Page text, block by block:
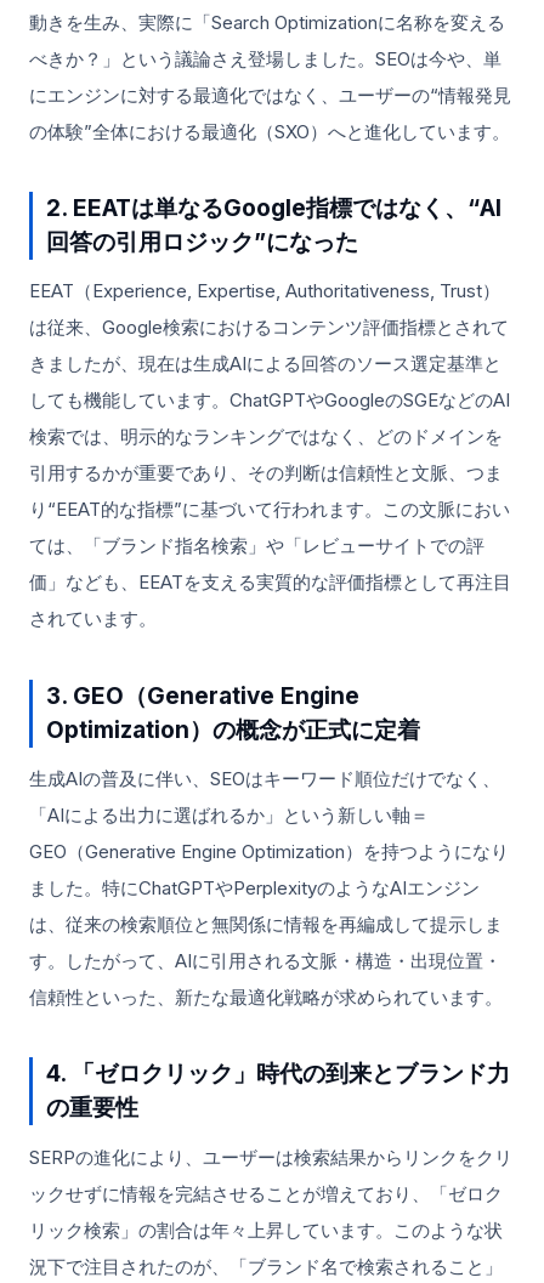
動きを生み、実際に「Search Optimizationに名称を変える
べきか？」という議論さえ登場しました。SEOは今や、単
にエンジンに対する最適化ではなく、ユーザーの“情報発見
の体験”全体における最適化（SXO）へと進化しています。
2. EEATは単なるGoogle指標ではなく、“AI
回答の引用ロジック”になった
EEAT（Experience, Expertise, Authoritativeness, Trust）
は従来、Google検索におけるコンテンツ評価指標とされて
きましたが、現在は生成AIによる回答のソース選定基準と
しても機能しています。ChatGPTやGoogleのSGEなどのAI
検索では、明示的なランキングではなく、どのドメインを
引用するかが重要であり、その判断は信頼性と文脈、つま
り“EEAT的な指標”に基づいて行われます。この文脈におい
ては、「ブランド指名検索」や「レビューサイトでの評
価」なども、EEATを支える実質的な評価指標として再注目
されています。
3. GEO（Generative Engine
Optimization）の概念が正式に定着
生成AIの普及に伴い、SEOはキーワード順位だけでなく、
「AIによる出力に選ばれるか」という新しい軸＝
GEO（Generative Engine Optimization）を持つようになり
ました。特にChatGPTやPerplexityのようなAIエンジン
は、従来の検索順位と無関係に情報を再編成して提示しま
す。したがって、AIに引用される文脈・構造・出現位置・
信頼性といった、新たな最適化戦略が求められています。
4. 「ゼロクリック」時代の到来とブランド力
の重要性
SERPの進化により、ユーザーは検索結果からリンクをクリ
ックせずに情報を完結させることが増えており、「ゼロク
リック検索」の割合は年々上昇しています。このような状
況下で注目されたのが、「ブランド名で検索されること」